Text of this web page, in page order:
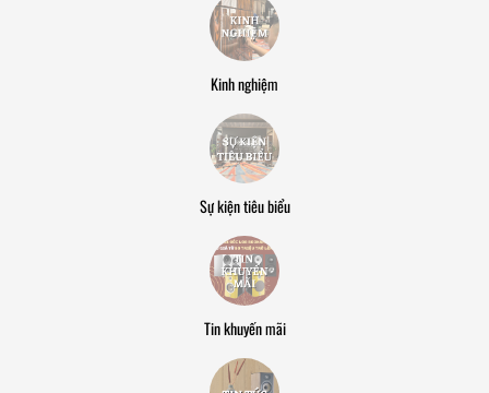
Kinh nghiệm
Sự kiện tiêu biểu
Tin khuyến mãi